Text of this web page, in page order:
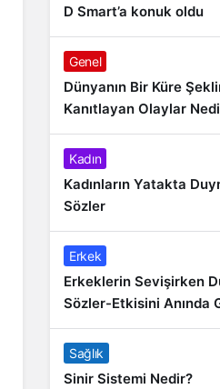
D Smart’a konuk oldu
Genel
Dünyanın Bir Küre
Kanıtlayan Olaylar
Kadın
Kadınların Yatakta
Sözler
Erkek
Erkeklerin Sevişirken
Sözler-Etkisini Anında
Sağlık
Sinir Sistemi Nedir?